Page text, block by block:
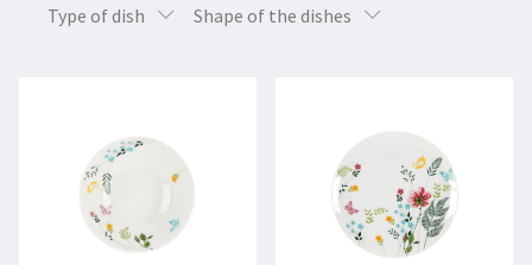
Type of dish Shape of the dishes